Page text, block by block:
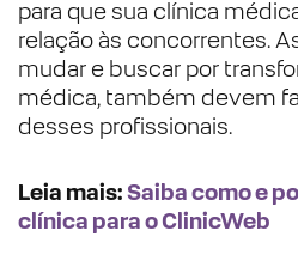
para que sua clínica
relação às concorrentes.
mudar e buscar por
médica, também devem
desses profissionais.
Leia mais:Saiba como e
clínica para o ClinicWeb